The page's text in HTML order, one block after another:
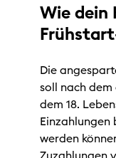
Wie dein
Die
soll nach
dem 18.
werden
Zuzahlungen